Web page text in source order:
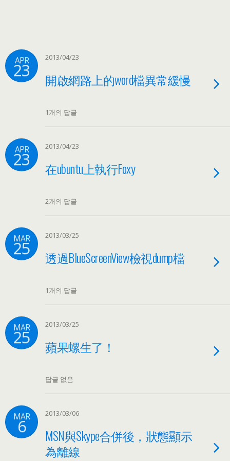
APR
23
2013/04/23
開啟網路上的word檔異常緩慢
1개의 답글
APR
23
2013/04/23
在ubuntu上執行Foxy
2개의 답글
MAR
25
2013/03/25
透過BlueScreenView檢視dump檔
1개의 답글
MAR
25
2013/03/25
蘋果螺生了！
답글 없음
MAR
6
2013/03/06
MSN與Skype合併後 ， 狀態顯示
為離線